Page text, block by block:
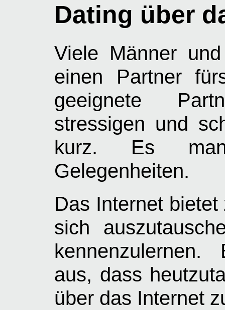
Dating über
Viele Männer
einen Partner
geeignete
stressigen und
kurz. Es
Gelegenheiten.
Das Internet
sich
aus, dass
über das Internet